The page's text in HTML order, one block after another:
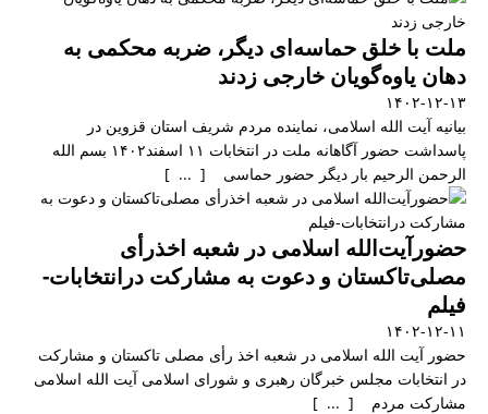
ملت با خلق حماسه‌ای دیگر، ضربه محکمی به
دهان یاوه‌گویان خارجی زدند
۱۴۰۲-۱۲-۱۳
بیانیه آیت الله اسلامی، نماینده مردم شریف استان قزوین در
پاسداشت حضور آگاهانه ملت در انتخابات ۱۱ اسفند۱۴۰۲ بسم الله
الرحمن الرحیم بار دیگر حضور حماسی [ ... ]
حضورآیت‌الله اسلامی در شعبه اخذرأی
مصلی‌تاکستان و دعوت به مشارکت درانتخابات-
فیلم
۱۴۰۲-۱۲-۱۱
حضور آیت الله اسلامی در شعبه اخذ رأی مصلی تاکستان و مشارکت
در انتخابات مجلس خبرگان رهبری و شورای اسلامی آیت الله اسلامی
مشارکت مردم [ ... ]